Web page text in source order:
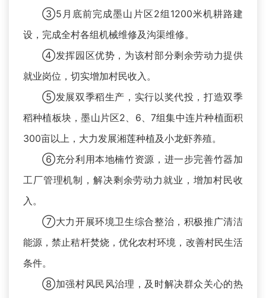
③5月底前完成墨山片区2组1200米机耕路建
设，完成全村各组机械维修及沟渠维修。
④发挥园区优势，为该村部分剩余劳动力提供
就业岗位，切实增加村民收入。
⑤发展双季稻生产，实行以奖代投，打造双季
稻种植板块，墨山片区2、6、7组集中连片种植面积
300亩以上，大力发展湘莲种植及小龙虾养殖。
⑥充分利用本地楠竹资源，进一步完善竹器加
工厂管理机制，解决剩余劳动力就业，增加村民收
入。
⑦大力开展环境卫生综合整治，积极推广清洁
能源，禁止秸杆焚烧，优化农村环境，改善村民生活
条件。
⑧加强村风民风治理，及时解决群众关心的热